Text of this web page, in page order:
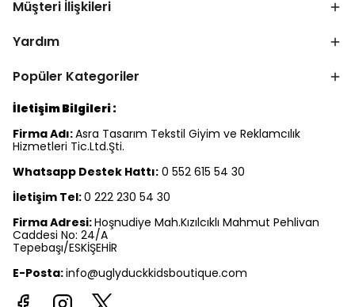
Müşteri İlişkileri
Yardım
Popüler Kategoriler
İletişim Bilgileri :
Firma Adı:Asra Tasarım Tekstil Giyim ve Reklamcılık
Hizmetleri Tic.Ltd.Şti.
Whatsapp Destek Hattı: 0 552 615 54 30
İletişim Tel:0 222 230 54 30
Firma Adresi:Hoşnudiye Mah.Kızılcıklı Mahmut Pehlivan
Caddesi No: 24/A
Tepebaşı/ESKİŞEHİR
E-Posta:info@uglyduckkidsboutique.com